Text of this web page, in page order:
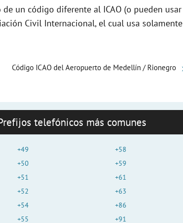
un código diferente al ICAO (o pueden usar
Civil Internacional, el cual usa solamente
Código ICAO del Aeropuerto de Medellín / Rionegro
telefónicos más comunes
+49
+50
+51
+52
+54
+55
+58
+59
+61
+63
+86
+91